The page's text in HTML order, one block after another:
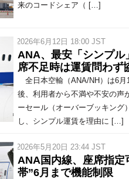
来のコードシェア（ […]
/ 2026年6月12日 18:00 JST
ANA、最安「シンプ
席不足時は運賃問わず
全日本空輸（ANA/NH）は6月
後、利用者から不満や不安の声
ーセール（オーバーブッキング
し、シンプル運賃を理由に […]
/ 2026年5月20日 23:44 JST
ANA国内線、座席指定
帯”6月まで機能制限